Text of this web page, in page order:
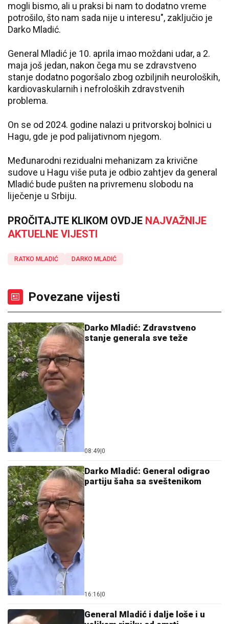
mogli bismo, ali u praksi bi nam to dodatno vreme
potrošilo, što nam sada nije u interesu", zaključio je
Darko Mladić.
General Mladić je 10. aprila imao moždani udar, a 2.
maja još jedan, nakon čega mu se zdravstveno
stanje dodatno pogoršalo zbog ozbiljnih neuroloških,
kardiovaskularnih i nefroloških zdravstvenih
problema.
On se od 2024. godine nalazi u pritvorskoj bolnici u
Hagu, gde je pod palijativnom njegom.
Međunarodni rezidualni mehanizam za krivične
sudove u Hagu više puta je odbio zahtjev da general
Mladić bude pušten na privremenu slobodu na
liječenje u Srbiju.
PROČITAJTE KLIKOM OVDJE NAJVAŽNIJE
AKTUELNE VIJESTI
RATKO MLADIĆ DARKO MLADIĆ
Povezane vijesti
Darko Mladić: Zdravstveno
stanje generala sve teže
08:49 0
Darko Mladić: General odigrao
partiju šaha sa sveštenikom
16:16 0
General Mladić i dalje loše i u